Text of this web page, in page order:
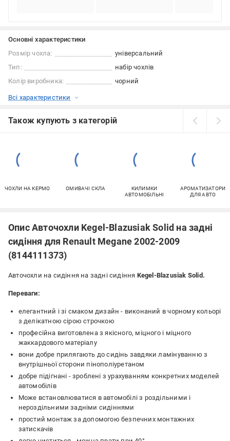
Основні характеристики
Розмір чохла:
універсальний
Тип:
набір чохлів
Колір виробника:
чорний
Всі характеристики
Також купують з категорій
ЧОХЛИ НА КЕРМО ОМИВАЧІ СКЛА
КИЛИМКИ
АВТОМОБІЛЬНІ
АРОМАТИЗАТОРИ
ДЛЯ АВТО
Опис Авточохли Kegel-Blazusiak Solid на задні
сидіння для Renault Megane 2002-2009
(8144111373)
Авточохли на сидіння на задні сидіння Kegel-Blazusiak Solid.
Переваги:
елегантний і зі смаком дизайн - виконаний в чорному кольорі
з делікатною сірою строчкою
професійна виготовлена ​​з якісного, міцного і міцного
жаккардового матеріалу
вони добре прилягають до сидінь завдяки ламінуванню з
внутрішньої сторони пінополіуретаном
добре підігнані - зроблені з урахуванням конкретних моделей
автомобілів
Може встановлюватися в автомобілі з роздільними і
нероздільними задніми сидіннями
простий монтаж за допомогою безпечних монтажних
затискачів